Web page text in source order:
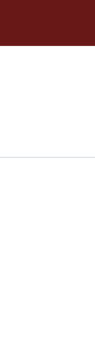
содержанию